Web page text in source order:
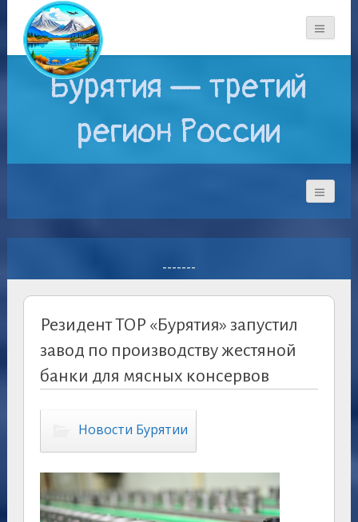
Бурятия — третий
регион России
-------
Резидент ТОР «Бурятия» запустил
завод по производству жестяной
банки для мясных консервов
Новости Бурятии